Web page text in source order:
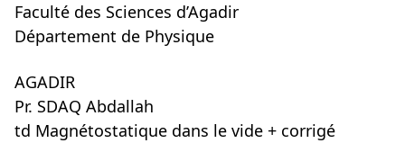
Faculté des Sciences d’Agadir
Département de Physique
AGADIR
Pr. SDAQ Abdallah
td Magnétostatique dans le vide + corrigé